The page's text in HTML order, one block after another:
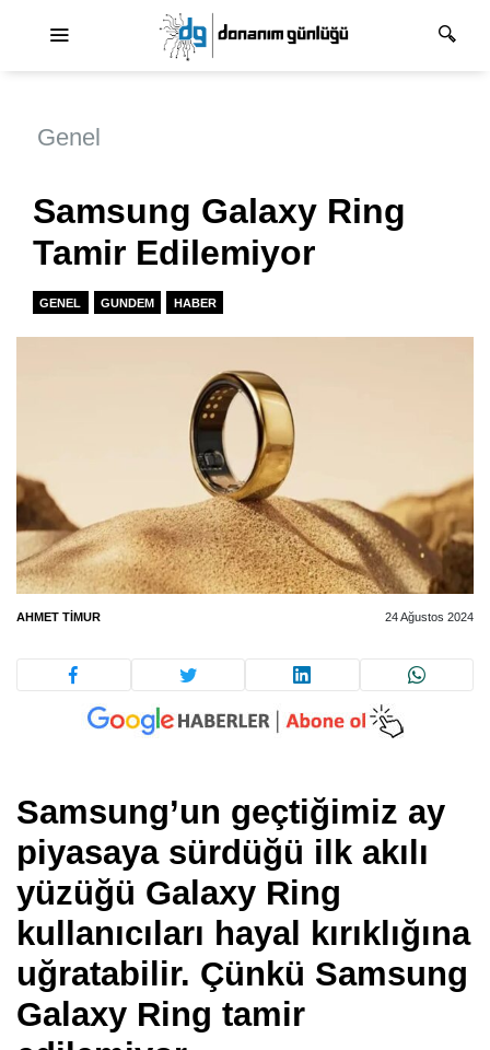
Genel
Samsung Galaxy Ring
Tamir Edilemiyor
GENEL GUNDEM HABER
AHMET TIMUR 24 Ağustos 2024
Samsung’un geçtiğimiz ay
piyasaya sürdüğü ilk akılı
yüzüğü Galaxy Ring
kullanıcıları hayal kırıklığına
uğratabilir. Çünkü Samsung
Galaxy Ring tamir